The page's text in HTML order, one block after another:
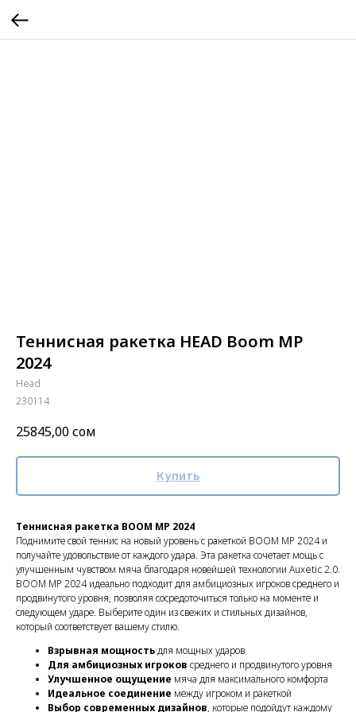
Теннисная ракетка HEAD Boom MP
2024
Head
230114
25845,00сом
Купить
Теннисная ракетка BOOM MP 2024
Поднимите свой теннис на новый уровень с ракеткой BOOM MP 2024 и
получайте удовольствие от каждого удара. Эта ракетка сочетает мощь с
улучшенным чувством мяча благодаря новейшей технологии Auxetic 2.0.
BOOM MP 2024 идеально подходит для амбициозных игроков среднего и
продвинутого уровня, позволяя сосредоточиться только на моменте и
следующем ударе. Выберите один из свежих и стильных дизайнов,
который соответствует вашему стилю.
Взрывная мощностьдля мощных ударов
Для амбициозных игроков среднего и продвинутого уровня
Улучшенное ощущение мяча для максимального комфорта
Идеальное соединение между игроком и ракеткой
Выбор современных дизайнов, которые подойдут каждому